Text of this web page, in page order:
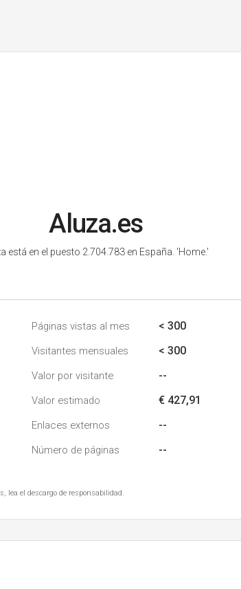
Aluza.es
está en el puesto 2.704.783 en España. 'Home.'
Páginas vistas al mes < 300
Visitantes mensuales < 300
Valor por visitante --
Valor estimado € 427,91
Enlaces externos --
Número de páginas --
lea el descargo de responsabilidad.